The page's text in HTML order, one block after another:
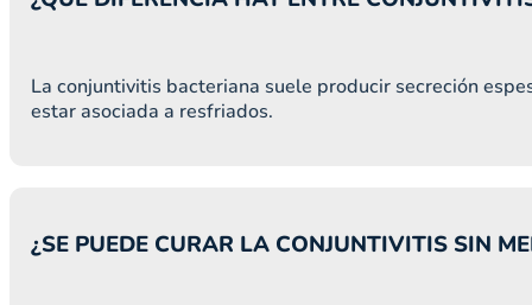
La conjuntivitis bacteriana suele producir secreción
estar asociada a resfriados.
¿SE PUEDE CURAR LA CONJUNTIVITIS SIN